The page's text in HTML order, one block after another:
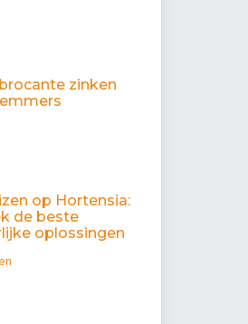
zinken
op Hortensia:
de beste
oplossingen